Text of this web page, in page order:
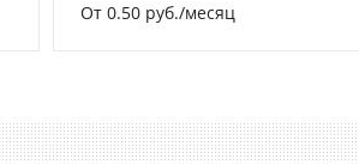
От 0.50 руб./месяц